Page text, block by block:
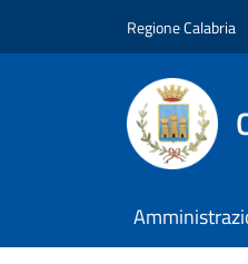
Regione Calabria